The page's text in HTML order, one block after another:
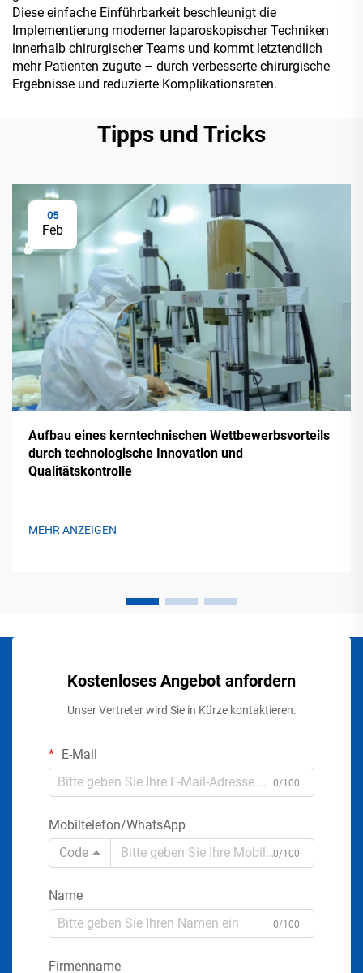
Diese einfache Einführbarkeit beschleunigt die
Implementierung moderner laparoskopischer Techniken
innerhalb chirurgischer Teams und kommt letztendlich
mehr Patienten zugute – durch verbesserte chirurgische
Ergebnisse und reduzierte Komplikationsraten.
Tipps und Tricks
05
Feb
Aufbau eines kerntechnischen Wettbewerbsvorteils
durch technologische Innovation und
Qualitätskontrolle
MEHR ANZEIGEN
Kostenloses Angebot anfordern
Unser Vertreter wird Sie in Kürze kontaktieren.
E-Mail
0/100
Mobiltelefon/WhatsApp
Code
0/100
Name
0/100
Firmenname